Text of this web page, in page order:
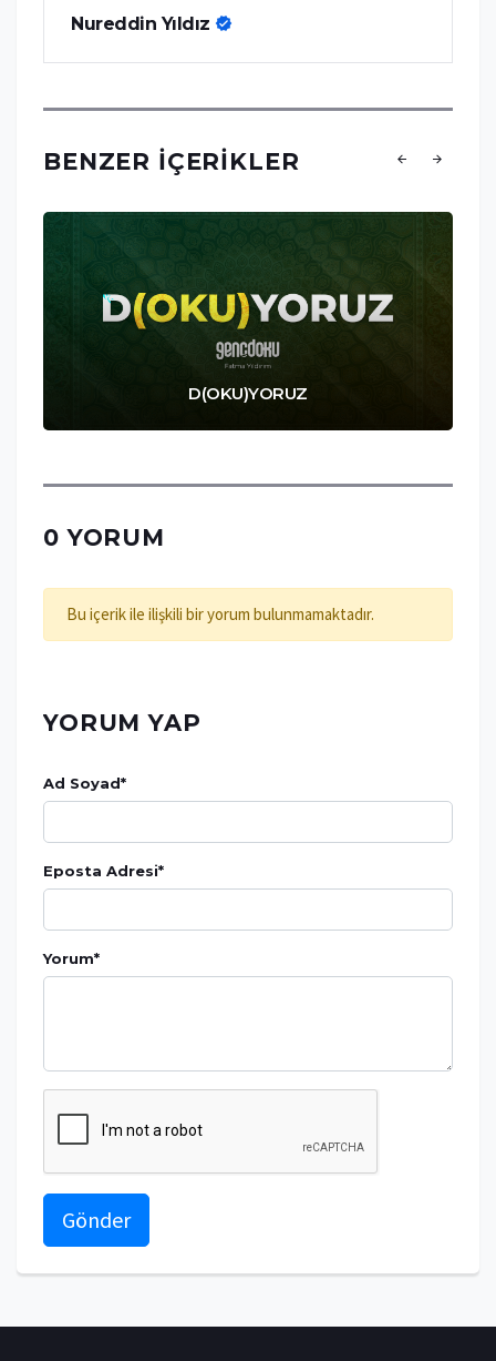
Nureddin Yıldız
BENZER İÇERIKLER
D(OKU)YORUZ
0 YORUM
Bu içerik ile ilişkili bir yorum bulunmamaktadır.
YORUM YAP
Ad Soyad*
Eposta Adresi*
Yorum*
Gönder